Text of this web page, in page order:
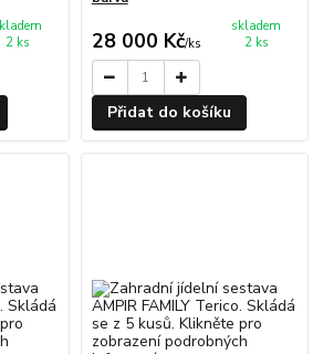
2 ks
28 000 Kč/ks
skladem
2 ks
Přidat do košíku